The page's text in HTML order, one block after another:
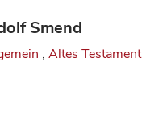
Smend
, Altes Testament